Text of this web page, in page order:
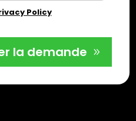
Policy
la demande